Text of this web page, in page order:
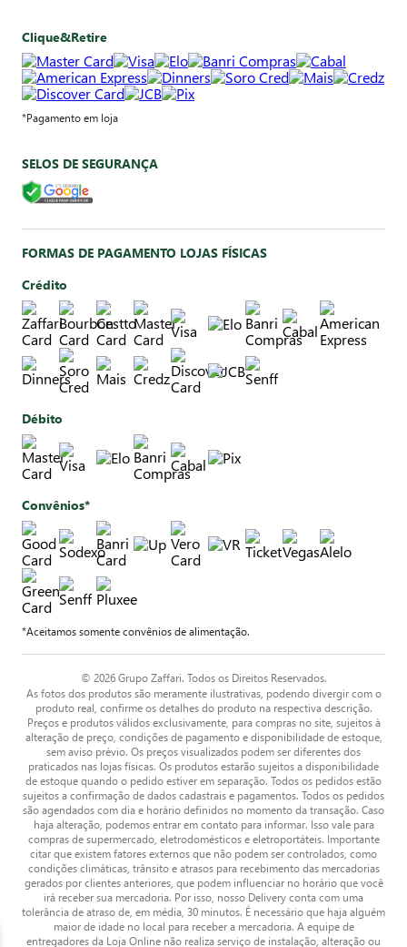
Clique&Retire
*Pagamento em loja
SELOS DE SEGURANÇA
FORMAS DE PAGAMENTO LOJAS FÍSICAS
Crédito
Débito
Convênios*
*Aceitamos somente convênios de alimentação.
© 2026 Grupo Zaffari. Todos os Direitos Reservados.
As fotos dos produtos são meramente ilustrativas, podendo divergir com o
produto real, confirme os detalhes do produto na respectiva descrição.
Preços e produtos válidos exclusivamente, para compras no site, sujeitos à
alteração de preço, condições de pagamento e disponibilidade de estoque,
sem aviso prévio. Os preços visualizados podem ser diferentes dos
praticados nas lojas físicas. Os produtos estarão sujeitos a disponibilidade
de estoque quando o pedido estiver em separação. Todos os pedidos estão
sujeitos a confirmação de dados cadastrais e pagamentos. Todos os pedidos
são agendados com dia e horário definidos no momento da transação. Caso
haja alteração, podemos entrar em contato para informar. Isso vale para
compras de supermercado, eletrodomésticos e eletroportáteis. Importante
citar que existem fatores externos que não podem ser controlados, como
condições climáticas, trânsito e atrasos para recebimento das mercadorias
gerados por clientes anteriores, que podem influenciar no horário que você
irá receber sua mercadoria. Por isso, nosso Delivery conta com uma
tolerância de atraso de, em média, 30 minutos. É necessário que haja alguém
maior de idade no local para receber a mercadoria. A equipe de
entregadores da Loja Online não realiza serviço de instalação, alteração ou